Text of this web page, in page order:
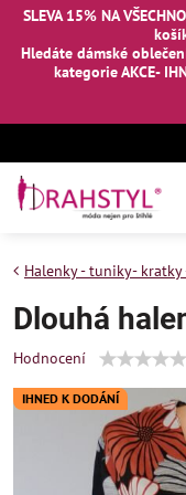
SLEVA 15% NA
Hledáte dámské
kategorie AKCE-
IHNED K DODÁNÍ
Halenky - tuniky- kratky
Dlouhá
Hodnocení